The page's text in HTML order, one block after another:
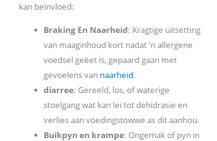
kan beïnvloed:
Braking En Naarheid: Kragtige uitsetting
van maaginhoud kort nadat 'n allergene
voedsel geëet is, gepaard gaan met
gevoelens van naarheid.
diarree: Gereeld, los, of waterige
stoelgang wat kan lei tot dehidrasie en
verlies aan voedingstowwe as dit aanhou.
Buikpyn en krampe: Ongemak of pyn in